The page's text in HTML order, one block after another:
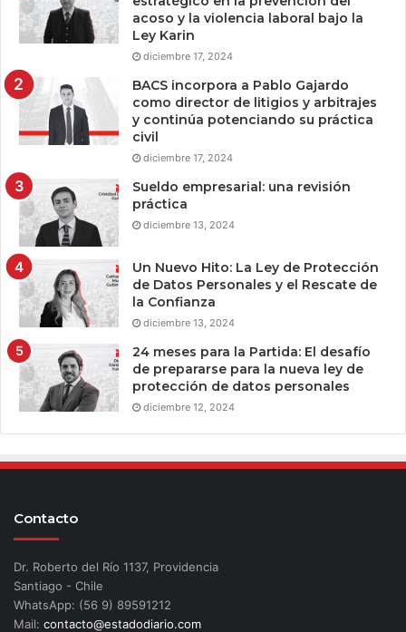
acoso y la violencia laboral bajo la
Ley Karin
diciembre 17, 2024
BACS incorpora a Pablo Gajardo
como director de litigios y arbitrajes
y continúa potenciando su práctica
civil
diciembre 17, 2024
Sueldo empresarial: una revisión
práctica
diciembre 13, 2024
Un Nuevo Hito: La Ley de Protección
de Datos Personales y el Rescate de
la Confianza
diciembre 13, 2024
24 meses para la Partida: El desafío
de prepararse para la nueva ley de
protección de datos personales
diciembre 12, 2024
Contacto
Dr. Roberto del Río 1137, Providencia
Santiago - Chile
WhatsApp: (56 9) 89591212
Mail: contacto@estadodiario.com